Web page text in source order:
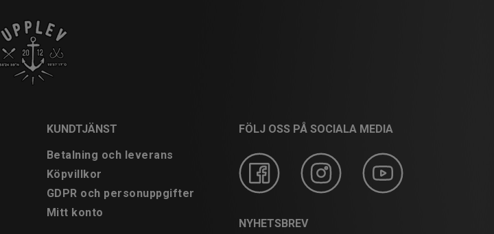
KUNDTJÄNST
Betalning och leverans
Köpvillkor
GDPR och personuppgifter
Mitt konto
FÖLJ OSS PÅ SOCIALA MEDIA
NYHETSBREV